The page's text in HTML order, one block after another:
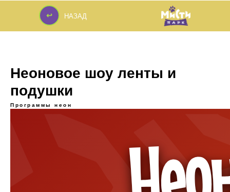
↩
НАЗАД
↩
Неоновое шоу ленты и
подушки
Программы неон